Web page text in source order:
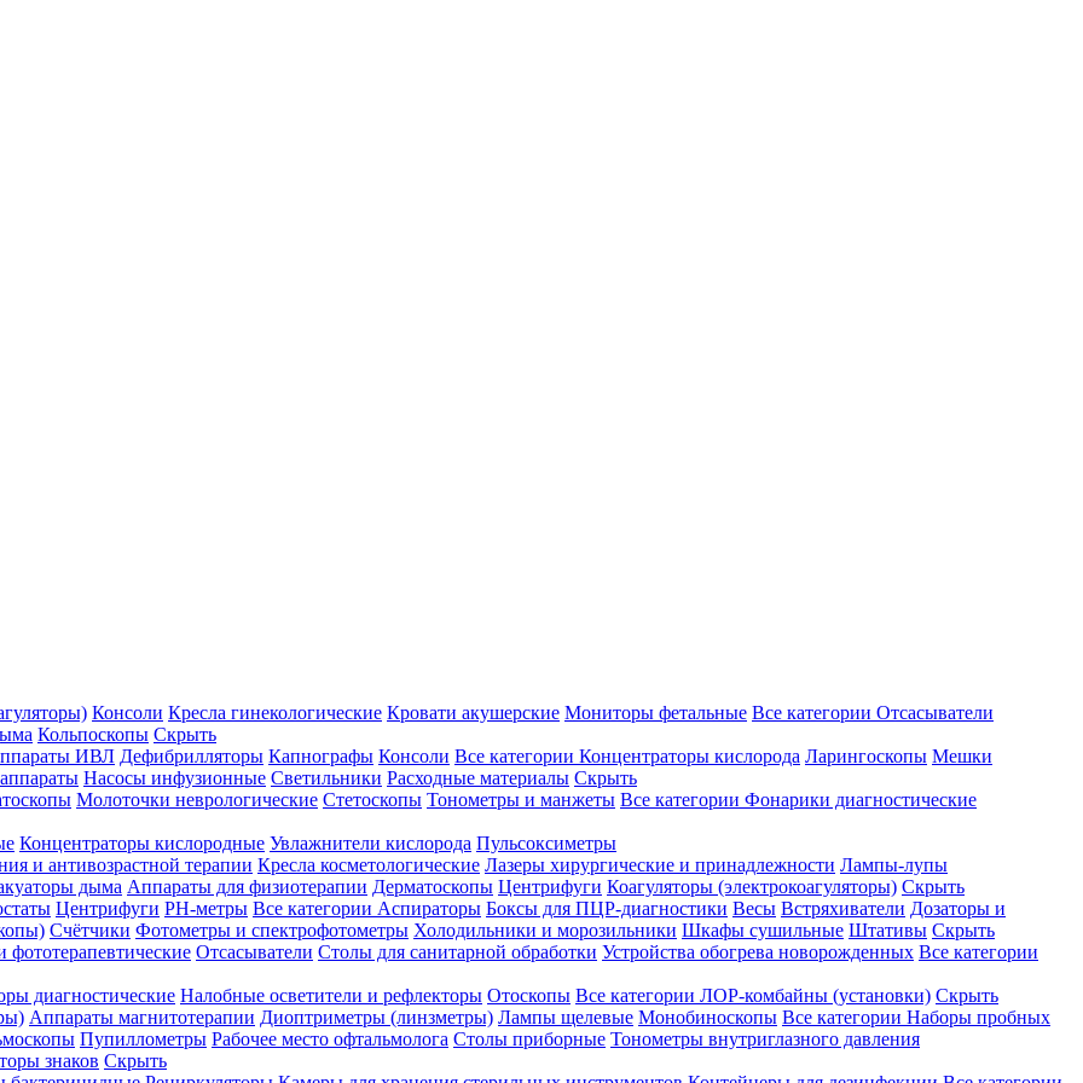
Консоли Кресла гинекологические Кровати акушерские Мониторы фетальные Все категории Отсасыватели
Кольпоскопы Скрыть
ИВЛ Дефибрилляторы Капнографы Консоли Все категории Концентраторы кислорода Ларингоскопы Мешки
Насосы инфузионные Светильники Расходные материалы Скрыть
Молоточки неврологические Стетоскопы Тонометры и манжеты Все категории Фонарики диагностические
Концентраторы кислородные Увлажнители кислорода Пульсоксиметры
и антивозрастной терапии Кресла косметологические Лазеры хирургические и принадлежности Лампы-лупы
дыма Аппараты для физиотерапии Дерматоскопы Центрифуги Коагуляторы (электрокоагуляторы) Скрыть
Центрифуги PH-метры Все категории Аспираторы Боксы для ПЦР-диагностики Весы Встряхиватели Дозаторы и
Счётчики Фотометры и спектрофотометры Холодильники и морозильники Шкафы сушильные Штативы Скрыть
фототерапевтические Отсасыватели Столы для санитарной обработки Устройства обогрева новорожденных Все категории
диагностические Налобные осветители и рефлекторы Отоскопы Все категории ЛОР-комбайны (установки) Скрыть
Аппараты магнитотерапии Диоптриметры (линзметры) Лампы щелевые Монобиноскопы Все категории Наборы пробных
Пупиллометры Рабочее место офтальмолога Столы приборные Тонометры внутриглазного давления
знаков Скрыть